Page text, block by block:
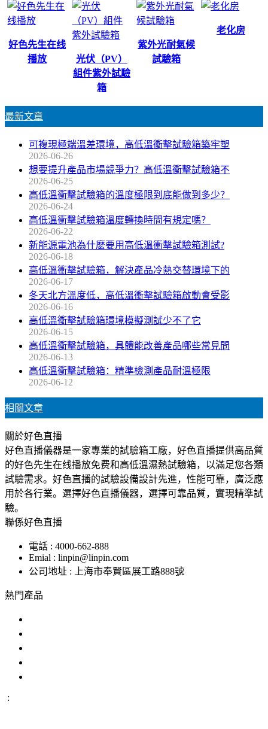
好色先生在线
播放
光伏（PV）
組件紫外試驗
箱
紫外光耐氣候
試驗箱
老化房
最新文章
可複現極端溫差環境，高低溫衝擊試驗箱築牢塑
2026-06-26
想要提升產品市場競爭力？高低溫衝擊試驗箱不
2026-06-25
高低溫衝擊試驗箱的溫度極限到底能做到多少？
2026-06-24
高低溫衝擊試驗箱溫度轉換時間有規定嗎？
2026-06-22
新能源電池為什麽要用高低溫衝擊試驗箱測試?
2026-06-18
高低溫衝擊試驗箱，解決產品冷熱交替環境下的
2026-06-17
冬天北方溫度低，高低溫衝擊試驗箱啟動會受影
2026-06-16
高低溫衝擊試驗箱環境模擬測試少不了它
2026-06-15
高低溫衝擊試驗箱，具體能改善產品哪些常見問
2026-06-13
高低溫衝擊試驗箱：精準檢測產品耐溫極限
2026-06-12
相關文章
關於好色直播
好色直播儀器是一家專業的試驗箱工廠，好色直播提供高品質
的好色先生在线播放免费和高低溫濕熱試驗箱，以滿足您各類
試驗需求。好色直播的試驗設備設計先進，性能可靠，廣泛應
用於各行業。選擇好色直播儀器，選擇可靠品質，實現精準試
驗。
聯係好色直播
電話 : 4000-662-888
Emial : linpin@linpin.com
公司地址 : 上海市奉賢區展工路888號
熱門產品
: